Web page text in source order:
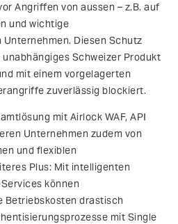
Angriffen von aussen – z.B. auf
und wichtige
Diesen Schutz
Schweizer Produkt
mit einem vorgelagerten
zuverlässig blockiert.
mit Airlock WAF, API
Unternehmen zudem von
und flexiblen
Plus: Mit intelligenten
können
Betriebskosten drastisch
mit Single